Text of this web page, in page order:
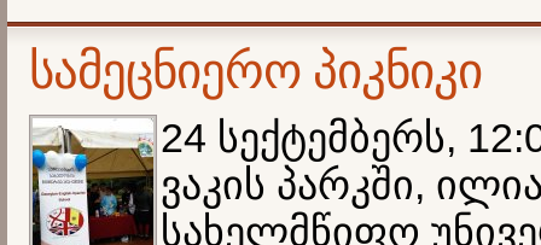
სამეცნიერო პიკნიკი
24 სექტემბერს,
ვაკის პარკში,
სახელმწიფო